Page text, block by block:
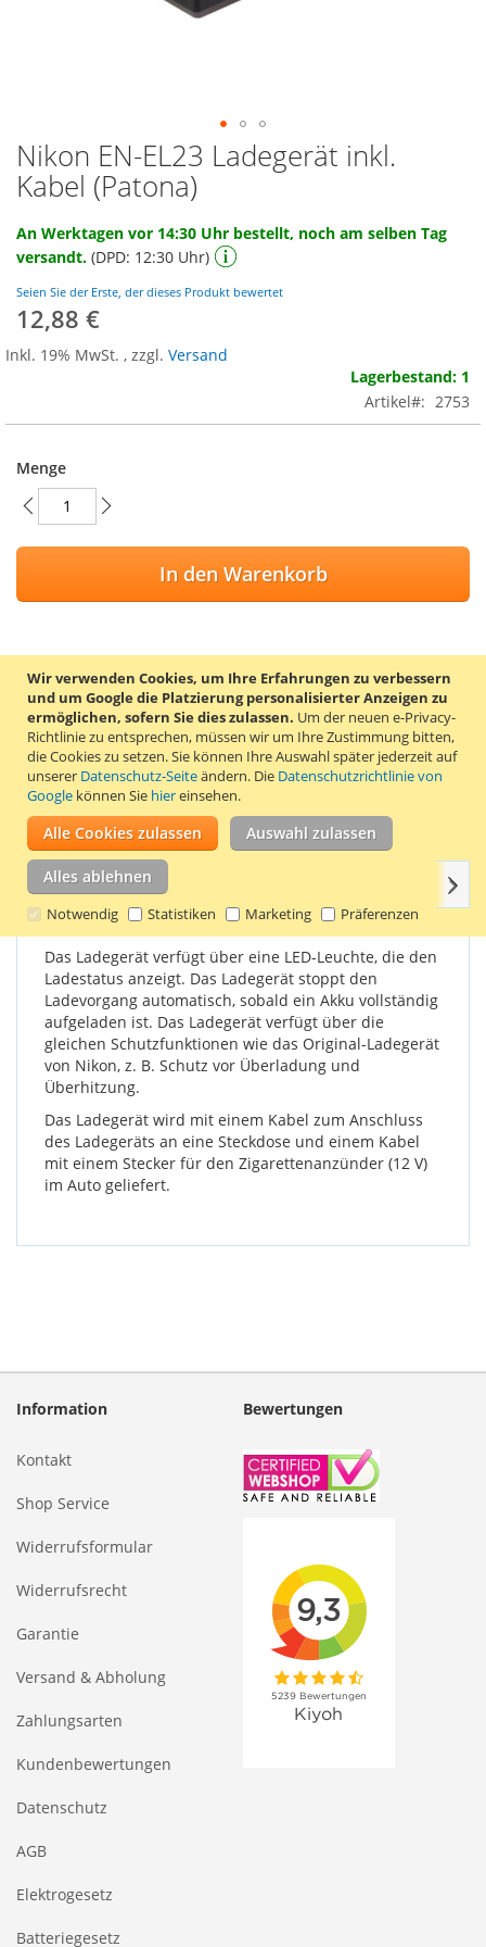
Wir verwenden Cookies, um Ihre Erfahrungen zu verbessern
und um Google die Platzierung personalisierter Anzeigen zu
ermöglichen, sofern Sie dies zulassen. Um der neuen e-Privacy-
Richtlinie zu entsprechen, müssen wir um Ihre Zustimmung bitten,
die Cookies zu setzen.Sie können Ihre Auswahl später jederzeit auf
unserer Datenschutz-Seiteändern. Die Datenschutzrichtlinie von
Google können Sie hiereinsehen.
Alle Cookies zulassen Auswahl zulassen
Alles ablehnen
Notwendig Statistiken Marketing Präferenzen
Zum
Anfang
der
springen
Nikon EN-EL23 Ladegerät inkl.
Kabel (Patona)
An Werktagen vor 14:30 Uhr bestellt, noch am selben Tag
versandt. (DPD: 12:30 Uhr)
Seien Sie der Erste, der dieses Produkt bewertet
12,88 €
Inkl. 19% MwSt. , zzgl. Versand
Lagerbestand: 1
Artikel
2753
Menge
In den Warenkorb
ZUR WUNSCHLISTE HINZUFÜGEN
ZUR VERGLEICHSLISTE HINZUFÜGEN
Dieses Ladegerät der deutschen Qualitätsmarke Patona ist für
den Nikon Kameraakku EN-EL23 geeignet. Der Nikon EN-EL23
Akku ist in der Nikon CoolPix B700 / P600 / P610 / S810c / P900
enthalten.
Einzelheiten Bewertungen
Das Ladegerät verfügt über eine LED-Leuchte, die den
Ladestatus anzeigt. Das Ladegerät stoppt den
Ladevorgang automatisch, sobald ein Akku vollständig
aufgeladen ist. Das Ladegerät verfügt über die
gleichen Schutzfunktionen wie das Original-Ladegerät
von Nikon, z. B. Schutz vor Überladung und
Überhitzung.
Das Ladegerät wird mit einem Kabel zum Anschluss
des Ladegeräts an eine Steckdose und einem Kabel
mit einem Stecker für den Zigarettenanzünder (12 V)
im Auto geliefert.
Information
Kontakt
Shop Service
Widerrufsformular
Widerrufsrecht
Garantie
Versand & Abholung
Zahlungsarten
Kundenbewertungen
Datenschutz
AGB
Elektrogesetz
Batteriegesetz
Bewertungen